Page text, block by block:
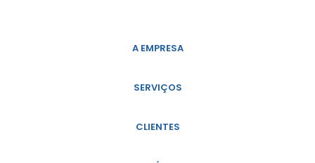
A EMPRESA
SERVIÇOS
CLIENTES